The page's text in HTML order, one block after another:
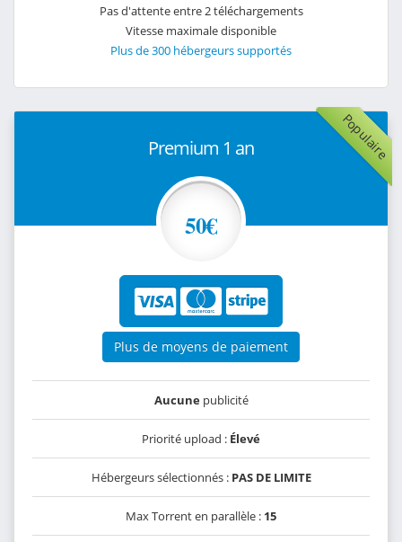
Pas d'attente entre 2 téléchargements
Vitesse maximale disponible
Plus de 300 hébergeurs supportés
Populaire
Premium 1 an
50€
Plus de moyens de paiement
Aucunepublicité
Priorité upload : Élevé
Hébergeurs sélectionnés : PAS DE LIMITE
Max Torrent en parallèle : 15